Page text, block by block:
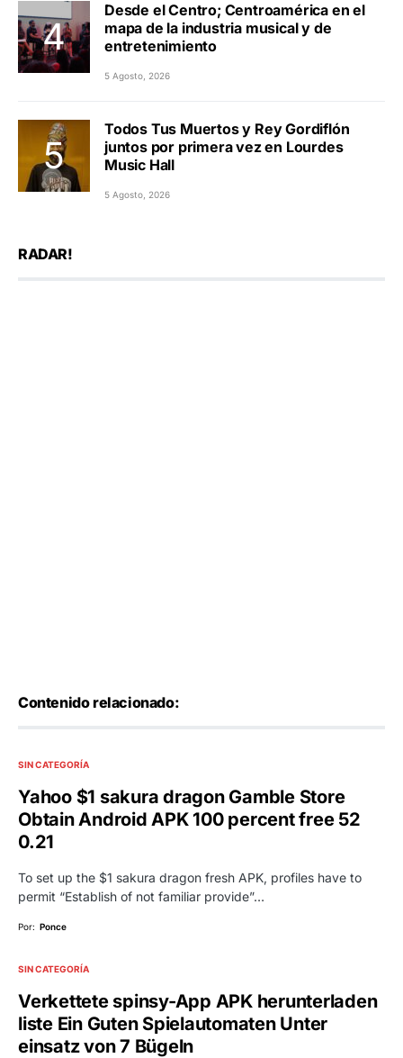
Desde el Centro; Centroamérica en el
mapa de la industria musical y de
entretenimiento
5 Agosto, 2026
Todos Tus Muertos y Rey Gordiflón
juntos por primera vez en Lourdes
Music Hall
5 Agosto, 2026
RADAR!
Contenido relacionado:
SIN CATEGORÍA
Yahoo $1 sakura dragon Gamble Store
Obtain Android APK 100 percent free 52
0.21
To set up the $1 sakura dragon fresh APK, profiles have to
permit “Establish of not familiar provide”…
Por: Ponce
SIN CATEGORÍA
Verkettete spinsy-App APK herunterladen
liste Ein Guten Spielautomaten Unter
einsatz von 7 Bügeln